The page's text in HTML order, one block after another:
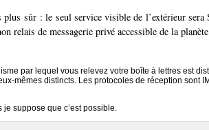
sûr : le seul service visible de l’extérieur
de messagerie privé accessible de la
par lequel vous relevez votre boîte à lettres est
mêmes distincts. Les protocoles de réception sont
suppose que c’est possible.